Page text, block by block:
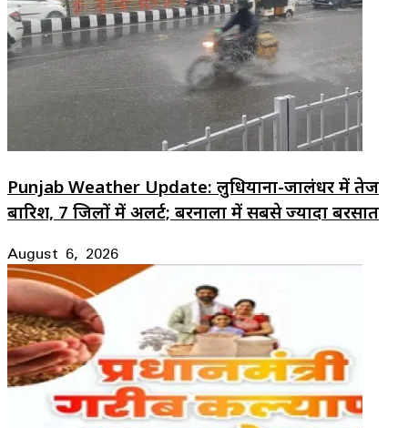
Punjab Weather Update: लुधियाना-जालंधर में तेज
बारिश, 7 जिलों में अलर्ट; बरनाला में सबसे ज्यादा बरसात
August 6, 2026